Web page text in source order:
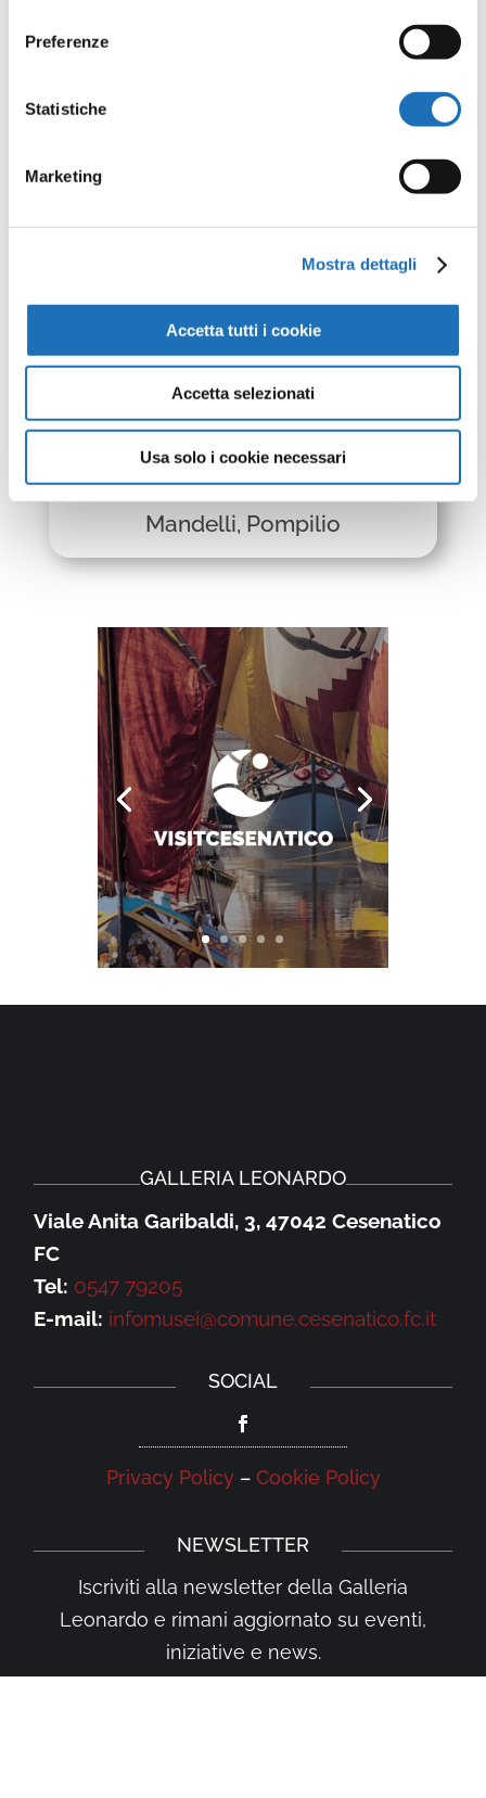
Preferenze
Statistiche
Marketing
Mostra dettagli
Accetta tutti i cookie
Accetta selezionati
Usa solo i cookie necessari
Le opere
dell’artista
Alberi d'estate
Mandelli, Pompilio
GALLERIA LEONARDO
Viale Anita Garibaldi, 3, 47042 Cesenatico
FC
Tel: 0547 79205
E-mail: infomusei@comune.cesenatico.fc.it
SOCIAL
Privacy Policy– Cookie Policy
NEWSLETTER
Iscriviti alla newsletter della Galleria
Leonardo e rimani aggiornato su eventi,
iniziative e news.